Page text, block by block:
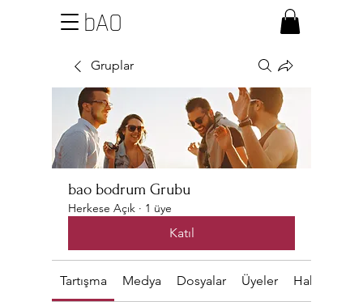
bAO
Gruplar
bao bodrum Grubu
Herkese Açık · 1 üye
Katıl
Tartışma Medya Dosyalar Üyeler Hakkında